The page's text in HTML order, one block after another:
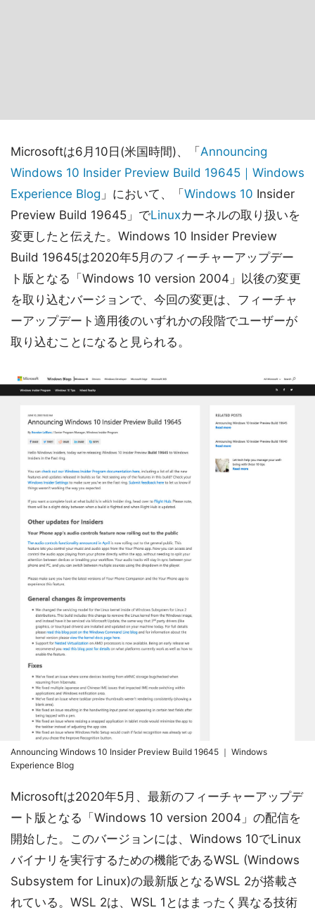
Microsoftは6月10日(米国時間)、「 Announcing
Windows 10 Insider Preview Build 19645｜Windows
Experience Blog 」において、「 Windows 10 Insider
Preview Build 19645」でLinuxカーネルの取り扱いを
変更したと伝えた。Windows 10 Insider Preview
Build 19645は2020年5月のフィーチャーアップデー
ト版となる「Windows 10 version 2004」以後の変更
を取り込むバージョンで、今回の変更は、フィーチャ
ーアップデート適用後のいずれかの段階でユーザーが
取り込むことになると見られる。
Announcing Windows 10 Insider Preview Build 19645 ｜ Windows
Experience Blog
Microsoftは2020年5月、最新のフィーチャーアップデ
ート版となる「Windows 10 version 2004」の配信を
開始した。このバージョンには、Windows 10でLinux
バイナリを実行するための機能であるWSL (Windows
Subsystem for Linux)の最新版となるWSL 2が搭載さ
れている。WSL 2は、WSL 1とはまったく異なる技術